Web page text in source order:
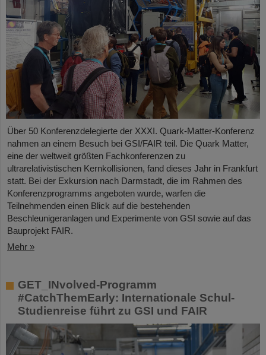
Über 50 Konferenzdelegierte der XXXI. Quark-Matter-Konferenz
nahmen an einem Besuch bei GSI/FAIR teil. Die Quark Matter,
eine der weltweit größten Fachkonferenzen zu
ultrarelativistischen Kernkollisionen, fand dieses Jahr in Frankfurt
statt. Bei der Exkursion nach Darmstadt, die im Rahmen des
Konferenzprogramms angeboten wurde, warfen die
Teilnehmenden einen Blick auf die bestehenden
Beschleunigeranlagen und Experimente von GSI sowie auf das
Bauprojekt FAIR.
Mehr »
GET_INvolved-Programm
#CatchThemEarly: Internationale Schul-
Studienreise führt zu GSI und FAIR